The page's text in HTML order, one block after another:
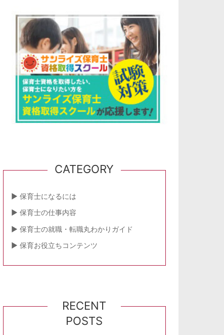
CATEGORY
保育士になるには
保育士の仕事内容
保育士の就職・転職丸わかりガイド
保育お役立ちコンテンツ
RECENT
POSTS